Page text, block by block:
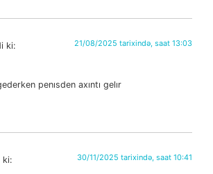
ki: 21/08/2025 tarixində, saat 13:03
penısden axıntı gelır
ki: 30/11/2025 tarixində, saat 10:41